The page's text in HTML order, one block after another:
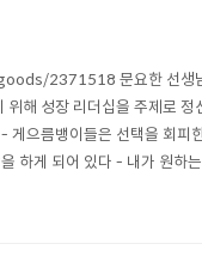
2371518 문요한 선생
해 성장 리더십을 주제로
으름뱅이들은 선택을 회피
하게 되어 있다 - 내가 원하
니다...